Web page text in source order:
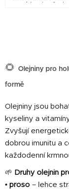
míchanic
🌻 Olejniny pro
formě
Olejniny jsou
kyseliny a
Zvyšují
dobrou imunitu a
každodenní
🌱 Druhy olejnin
• proso – lehce